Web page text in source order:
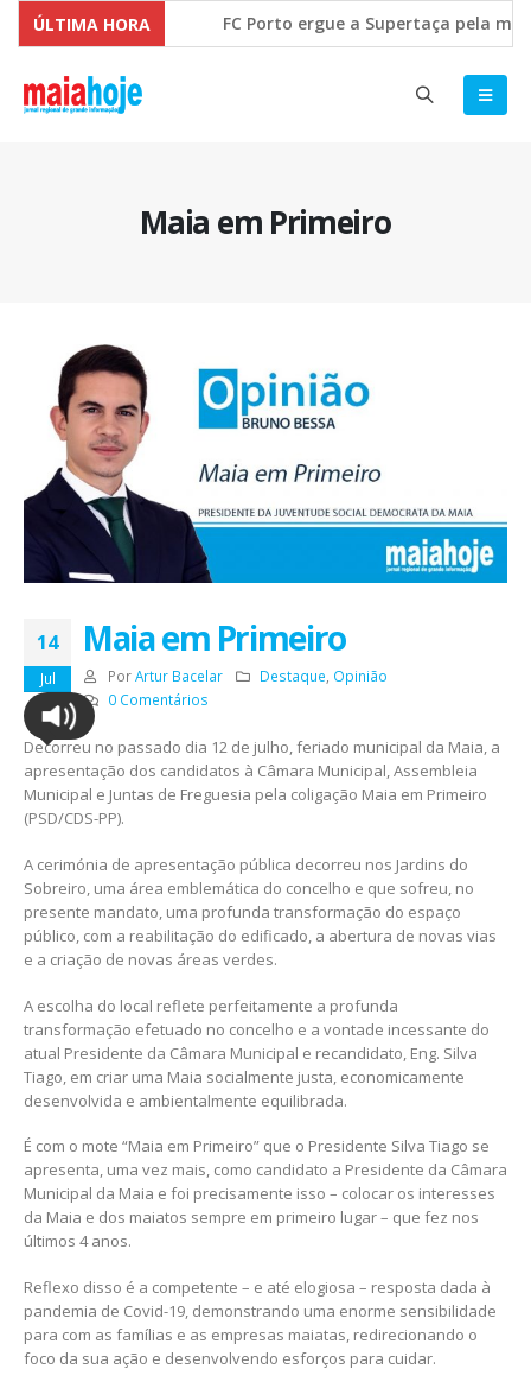
ÚLTIMA HORA FC Porto ergue a Supertaça pela
Comissão Europeia quer ouvir as
Maia em Primeiro
14
Jul
Maia em Primeiro
PorArtur Bacelar Destaque, Opinião
0 Comentários
Decorreu no passado dia 12 de julho, feriado municipal da Maia, a
apresentação dos candidatos à Câmara Municipal, Assembleia
Municipal e Juntas de Freguesia pela coligação Maia em Primeiro
(PSD/CDS-PP).
A cerimónia de apresentação pública decorreu nos Jardins do
Sobreiro, uma área emblemática do concelho e que sofreu, no
presente mandato, uma profunda transformação do espaço
público, com a reabilitação do edificado, a abertura de novas vias
e a criação de novas áreas verdes.
A escolha do local reflete perfeitamente a profunda
transformação efetuado no concelho e a vontade incessante do
atual Presidente da Câmara Municipal e recandidato, Eng. Silva
Tiago, em criar uma Maia socialmente justa, economicamente
desenvolvida e ambientalmente equilibrada.
É com o mote “Maia em Primeiro” que o Presidente Silva Tiago se
apresenta, uma vez mais, como candidato a Presidente da Câmara
Municipal da Maia e foi precisamente isso – colocar os interesses
da Maia e dos maiatos sempre em primeiro lugar – que fez nos
últimos 4 anos.
Reflexo disso é a competente – e até elogiosa – resposta dada à
pandemia de Covid-19, demonstrando uma enorme sensibilidade
para com as famílias e as empresas maiatas, redirecionando o
foco da sua ação e desenvolvendo esforços para cuidar.